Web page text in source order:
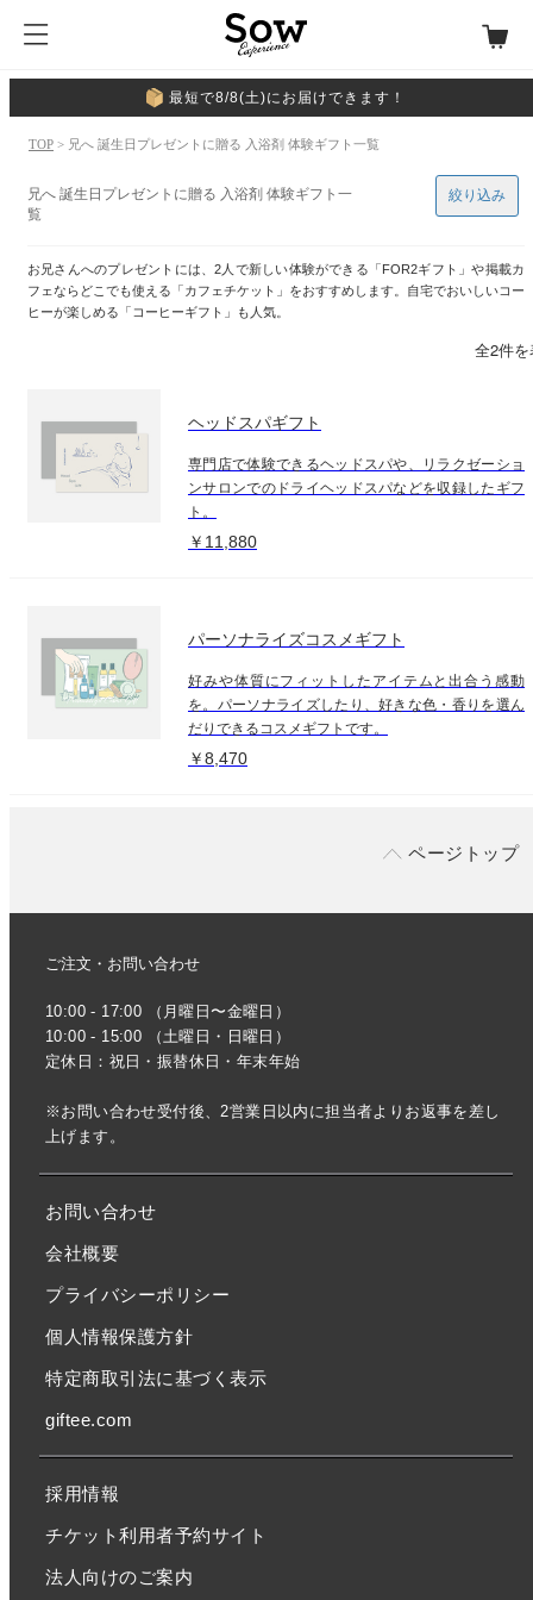
最短で8/8(土)にお届けできます！
TOP > 兄へ 誕生日プレゼントに贈る 入浴剤 体験ギフト一覧
兄へ 誕生日プレゼントに贈る 入浴剤 体験ギフト一
覧
お兄さんへのプレゼントには、2人で新しい体験ができる「FOR2ギフト」や掲載カ
フェならどこでも使える「カフェチケット」をおすすめします。自宅でおいしいコー
ヒーが楽しめる「コーヒーギフト」も人気。
絞り込み
全2件
ヘッドスパギフト
専門店で体験できるヘッドスパや、リラクゼーショ
ンサロンでのドライヘッドスパなどを収録したギフ
ト。
￥11,880
パーソナライズコスメギフト
好みや体質にフィットしたアイテムと出合う感動
を。パーソナライズしたり、好きな色・香りを選ん
だりできるコスメギフトです。
￥8,470
ページトップ
ご注文・お問い合わせ
10:00 - 17:00 （月曜日〜金曜日）
10:00 - 15:00 （土曜日・日曜日）
定休日：祝日・振替休日・年末年始
※お問い合わせ受付後、2営業日以内に担当者よりお返事を差し
上げます。
お問い合わせ
会社概要
プライバシーポリシー
個人情報保護方針
特定商取引法に基づく表示
giftee.com
採用情報
チケット利用者予約サイト
法人向けのご案内